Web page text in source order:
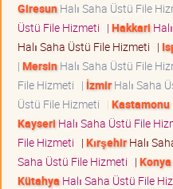
GiresunHalı Saha Üstü File
Üstü File Hizmeti | Hakkari
Halı Saha Üstü File Hizmeti |
| MersinHalı Saha Üstü File
File Hizmeti | İzmirHalı Saha
Üstü File Hizmeti | Kastamonu
Kayseri Halı Saha Üstü File
File Hizmeti | KırşehirHalı
Saha Üstü File Hizmeti | Konya
Kütahya Halı Saha Üstü File